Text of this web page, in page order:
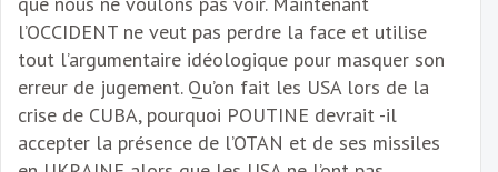
l’OCCIDENT ne veut pas perdre la face et utilise
tout l’argumentaire idéologique pour masquer son
erreur de jugement. Qu’on fait les USA lors de la
crise de CUBA, pourquoi POUTINE devrait -il
accepter la présence de l’OTAN et de ses missiles